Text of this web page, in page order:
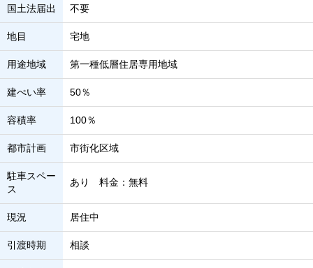
国土法届出 不要
地目 宅地
用途地域 第一種低層住居専用地域
建ぺい率 50％
容積率 100％
都市計画 市街化区域
駐車スペー
ス
あり 料金：無料
現況 居住中
引渡時期 相談